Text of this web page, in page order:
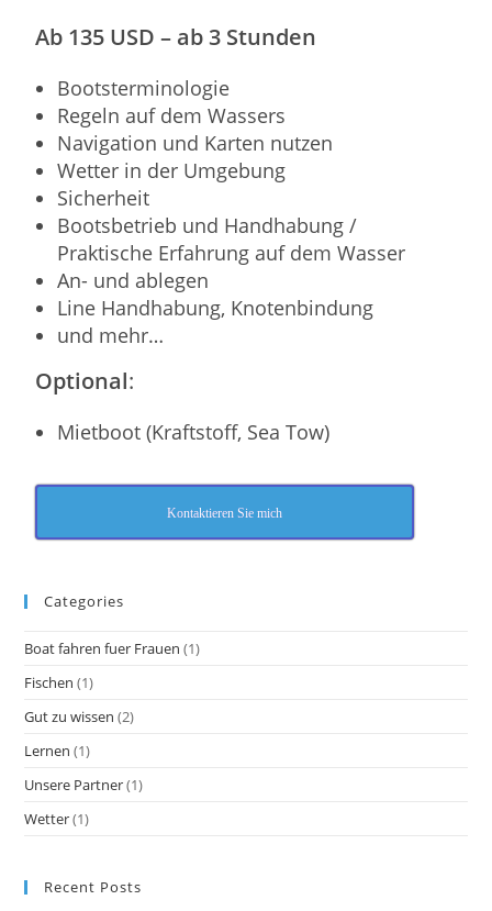
Ab 135 USD – ab 3 Stunden
Bootsterminologie
Regeln auf dem Wassers
Navigation und Karten nutzen
Wetter in der Umgebung
Sicherheit
Bootsbetrieb und Handhabung /
Praktische Erfahrung auf dem Wasser
An- und ablegen
Line Handhabung, Knotenbindung
und mehr…
Optional:
Mietboot (Kraftstoff, Sea Tow)
Kontaktieren Sie mich
Categories
Boat fahren fuer Frauen (1)
Fischen (1)
Gut zu wissen (2)
Lernen (1)
Unsere Partner(1)
Wetter(1)
Recent Posts